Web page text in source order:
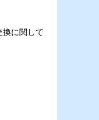
換に関して